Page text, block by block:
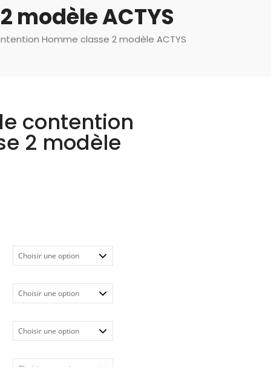
modèle ACTYS
Homme classe 2 modèle ACTYS
contention
2 modèle